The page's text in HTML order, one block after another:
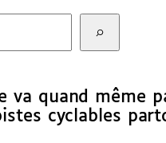
va quand même
cyclables